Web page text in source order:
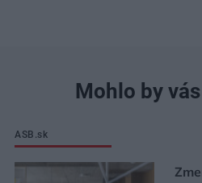
Mohlo by
ASB.sk